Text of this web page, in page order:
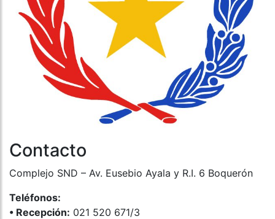
Contacto
Complejo SND – Av. Eusebio Ayala y R.I. 6 Boquerón
Teléfonos:
•⁠ ⁠Recepción: 021 520 671/3